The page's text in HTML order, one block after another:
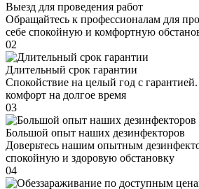
Выезд для проведения работ
Обращайтесь к профессионалам для
себе спокойную и комфортную
02
Длительный срок гарантии
Спокойствие на целый год с гарантией.
комфорт на долгое время
03
Большой опыт наших дезинфекторов
Доверьтесь нашим опытным
спокойную и здоровую обстановку
04